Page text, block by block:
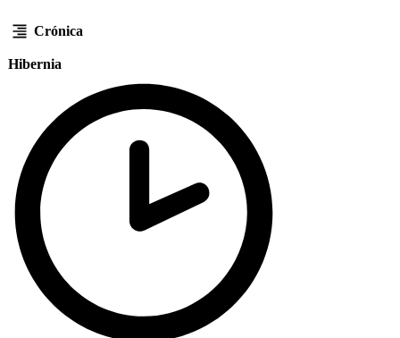
Crónica
Hibernia